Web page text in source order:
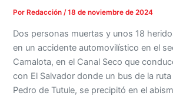
Por Redacción/18 de noviembre de 2024
Dos personas muertas y unos 18
en un accidente automovilístico en el
Camalota, en el Canal Seco que
con El Salvador donde un bus de la ruta
Pedro de Tutule, se precipitó en el